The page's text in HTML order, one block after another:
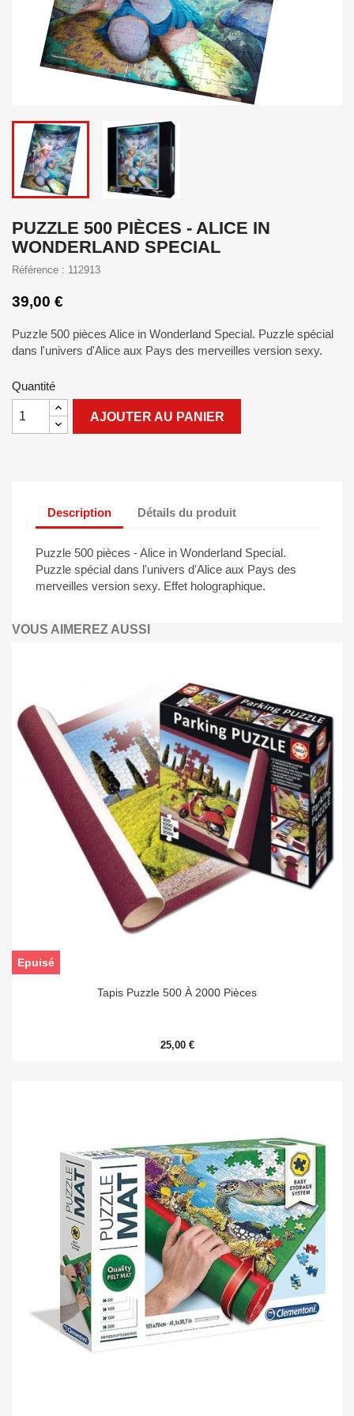
PUZZLE 500 PIÈCES - ALICE IN
WONDERLAND SPECIAL
Référence : 112913
39,00 €
Puzzle 500 pièces Alice in Wonderland Special. Puzzle spécial
dans l'univers d'Alice aux Pays des merveilles version sexy.
Quantité
AJOUTER AU PANIER
Description Détails du produit
Puzzle 500 pièces - Alice in Wonderland Special.
Puzzle spécial dans l'univers d'Alice aux Pays des
merveilles version sexy. Effet holographique.
VOUS AIMEREZ AUSSI
Tapis Puzzle 500 À 2000 Pièces
25,00 €
Epuisé